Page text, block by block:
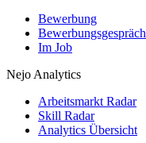
Bewerbung
Bewerbungsgespräch
Im Job
Nejo Analytics
Arbeitsmarkt Radar
Skill Radar
Analytics Übersicht